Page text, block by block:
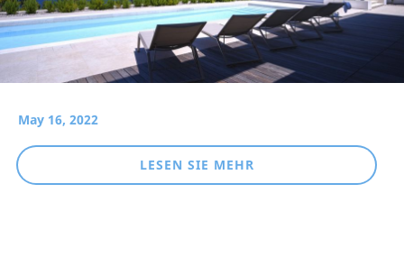
May 16, 2022
LESEN SIE MEHR